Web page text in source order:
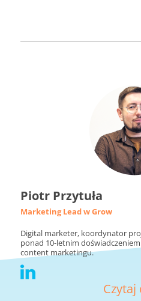
Piotr Przytuła
Marketing Lead w Grow
Digital marketer, koordynator
ponad 10-letnim
content marketingu.
Czytaj